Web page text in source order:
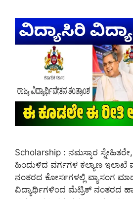
Scholarship : ನಮಸ್ಕಾರ
ಹಿಂದುಳಿದ ವರ್ಗಗಳ ಕಲ್ಯಾಣ
ನಂತರದ ಕೋರ್ಸಗಳಲ್ಲಿ ವ್ಯಾಸಂಗ
ವಿದ್ಯಾರ್ಥಿಗಳಿಂದ ಮೆಟ್ರಿಕ್ ನಂತರದ